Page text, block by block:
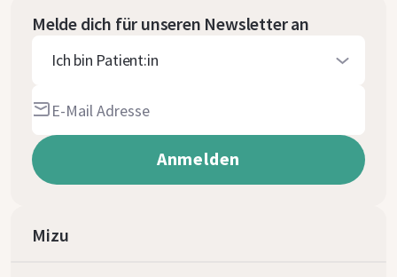
Melde dich für unseren Newsletter an
Ich bin Patient:in
Mizu